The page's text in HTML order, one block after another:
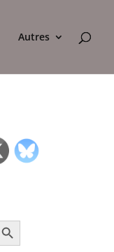
Autres
Button